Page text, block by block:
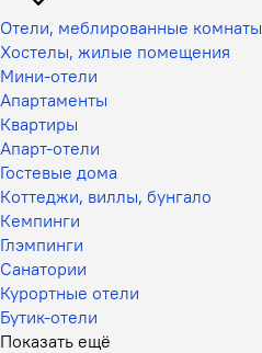
Отели, меблированные комнаты
Хостелы, жилые помещения
Мини-отели
Апартаменты
Квартиры
Апарт-отели
Гостевые дома
Коттеджи, виллы, бунгало
Кемпинги
Глэмпинги
Санатории
Курортные отели
Бутик-отели
Показать ещё